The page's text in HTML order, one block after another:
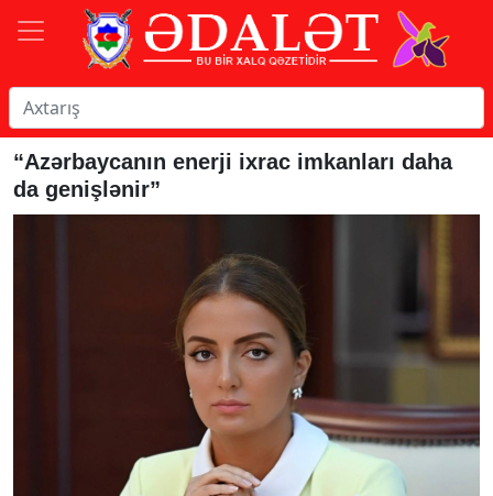
“Azərbaycanın enerji ixrac imkanları daha
da genişlənir”